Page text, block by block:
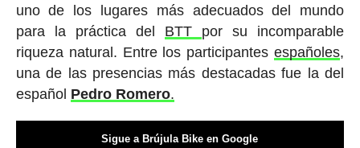
uno de los lugares más adecuados del mundo
para la práctica del BTT por su incomparable
riqueza natural. Entre los participantesespañoles,
una de las presencias más destacadas fue la del
español Pedro Romero.
Sigue a Brújula Bike en Google